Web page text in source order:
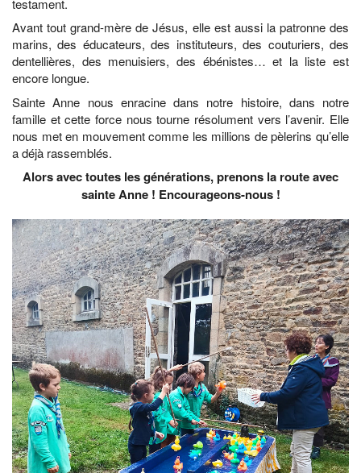
Avant tout grand-mère de Jésus, elle est aussi la patronne des
marins, des éducateurs, des instituteurs, des couturiers, des
dentellières, des menuisiers, des ébénistes… et la liste est
encore longue.
Sainte Anne nous enracine dans notre histoire, dans notre
famille et cette force nous tourne résolument vers l’avenir. Elle
nous met en mouvement comme les millions de pèlerins qu’elle
a déjà rassemblés.
Alors avec toutes les générations, prenons la route avec
sainte Anne ! Encourageons-nous !